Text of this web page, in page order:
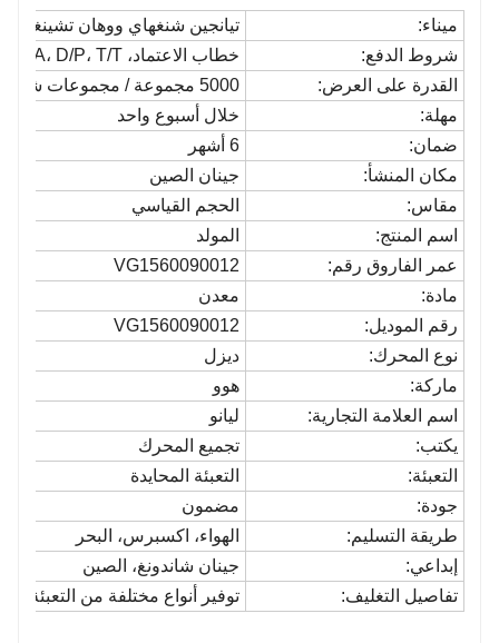
ميناء:
تيانجين شنغهاي ووهان تشينغداو
شروط الدفع:
خطاب الاعتماد، D/A، D/P، T/T، ويسترن يونيون، موني جرام، باي بال
القدرة على العرض:
5000 مجموعة / مجموعات شهر
مهلة:
خلال أسبوع واحد
ضمان:
6 أشهر
مكان المنشأ:
جينان الصين
مقاس:
الحجم القياسي
اسم المنتج:
المولد
عمر الفاروق رقم:
VG1560090012
مادة:
معدن
رقم الموديل:
VG1560090012
نوع المحرك:
ديزل
ماركة:
هوو
اسم العلامة التجارية:
ليانو
يكتب:
تجميع المحرك
التعبئة:
التعبئة المحايدة
جودة:
مضمون
طريقة التسليم:
الهواء، اكسبرس، البحر
إبداعي:
جينان شاندونغ، الصين
تفاصيل التغليف:
توفير أنواع مختلفة من التعبئة